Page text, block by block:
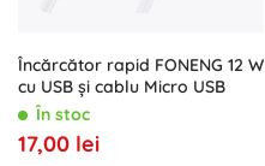
Încărcător rapid FONENG 12 W
cu USB și cablu Micro USB
În stoc
17,00 lei